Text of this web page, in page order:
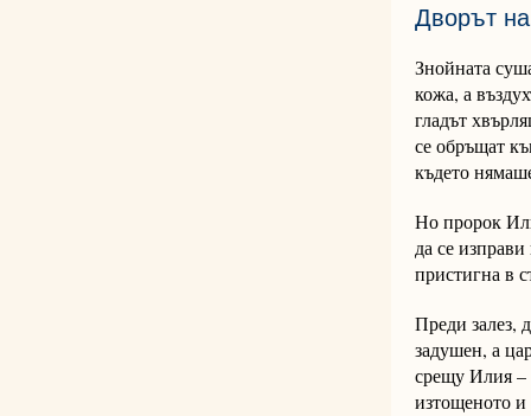
Дворът
Знойната
кожа, а
гладът
се обръщат
където
Но пророк
да се
пристигна в
Преди залез,
задушен, а
срещу Илия –
изтощеното и